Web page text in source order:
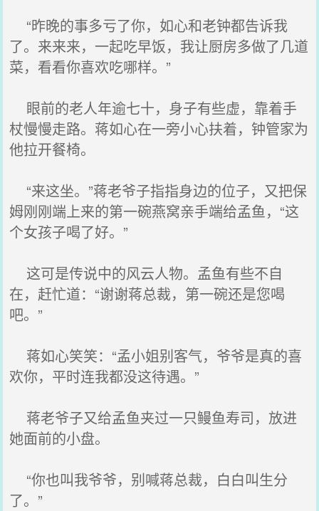
“昨晚的事多亏了你，如心和老钟都告诉我
了。来来来，一起吃早饭，我让厨房多做了几道
菜，看看你喜欢吃哪样。”
眼前的老人年逾七十，身子有些虚，靠着手
杖慢慢走路。蒋如心在一旁小心扶着，钟管家为
他拉开餐椅。
“来这坐。”蒋老爷子指指身边的位子，又把保
姆刚刚端上来的第一碗燕窝亲手端给孟鱼，“这
个女孩子喝了好。”
这可是传说中的风云人物。孟鱼有些不自
在，赶忙道：“谢谢蒋总裁，第一碗还是您喝
吧。”
蒋如心笑笑：“孟小姐别客气，爷爷是真的喜
欢你，平时连我都没这待遇。”
蒋老爷子又给孟鱼夹过一只鳗鱼寿司，放进
她面前的小盘。
“你也叫我爷爷，别喊蒋总裁，白白叫生分
了。”